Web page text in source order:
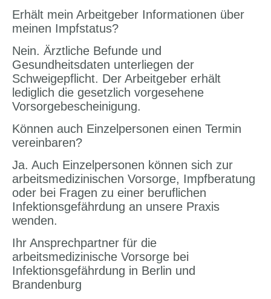
Erhält mein Arbeitgeber Informationen über
meinen Impfstatus?
Nein. Ärztliche Befunde und
Gesundheitsdaten unterliegen der
Schweigepflicht. Der Arbeitgeber erhält
lediglich die gesetzlich vorgesehene
Vorsorgebescheinigung.
Können auch Einzelpersonen einen Termin
vereinbaren?
Ja. Auch Einzelpersonen können sich zur
arbeitsmedizinischen Vorsorge, Impfberatung
oder bei Fragen zu einer beruflichen
Infektionsgefährdung an unsere Praxis
wenden.
Ihr Ansprechpartner für die
arbeitsmedizinische Vorsorge bei
Infektionsgefährdung in Berlin und
Brandenburg